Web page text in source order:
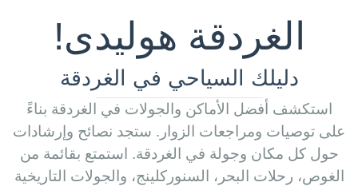
الغردقة هوليدى!
دليلك السياحي في الغردقة
استكشف أفضل الأماكن والجولات في الغردقة بناءً
على توصيات ومراجعات الزوار. ستجد نصائح وإرشادات
حول كل مكان وجولة في الغردقة. استمتع بقائمة من
الغوص، رحلات البحر، السنوركلينج، والجولات التاريخية